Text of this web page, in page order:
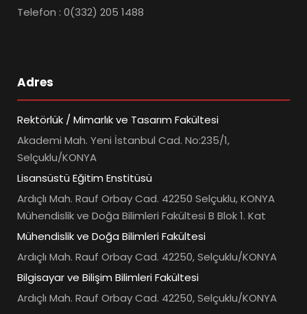
Telefon : 0(332) 205 1488
Adres
Rektörlük / Mimarlık ve Tasarım Fakültesi
Akademi Mah. Yeni İstanbul Cad. No:235/1,
Selçuklu/KONYA
Lisansüstü Eğitim Enstitüsü
Ardıçlı Mah. Rauf Orbay Cad. 42250 Selçuklu, KONYA
Mühendislik ve Doğa Bilimleri Fakültesi B Blok 1. Kat
Mühendislik ve Doğa Bilimleri Fakültesi
Ardıçlı Mah. Rauf Orbay Cad. 42250, Selçuklu/KONYA
Bilgisayar ve Bilişim Bilimleri Fakültesi
Ardıçlı Mah. Rauf Orbay Cad. 42250, Selçuklu/KONYA